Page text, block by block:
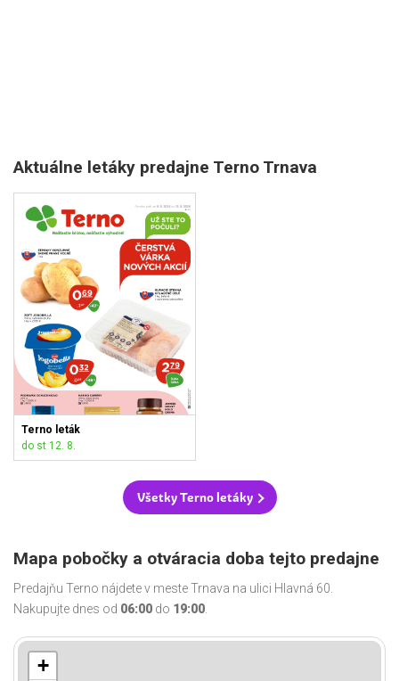
Aktuálne letáky predajne Terno Trnava
Terno leták
do st 12. 8.
Všetky Terno letáky
Mapa pobočky a otváracia doba tejto predajne
Predajňu Terno nájdete v meste Trnava na ulici Hlavná 60.
Nakupujte dnes od 06:00 do 19:00
+